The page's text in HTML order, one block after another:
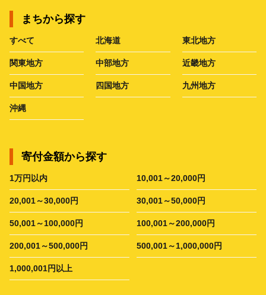
まちから探す
すべて 北海道 東北地方
関東地方 中部地方 近畿地方
中国地方 四国地方 九州地方
沖縄
寄付金額から探す
1万円以内 10,001～20,000円
20,001～30,000円 30,001～50,000円
50,001～100,000円 100,001～200,000円
200,001～500,000円 500,001～1,000,000円
1,000,001円以上